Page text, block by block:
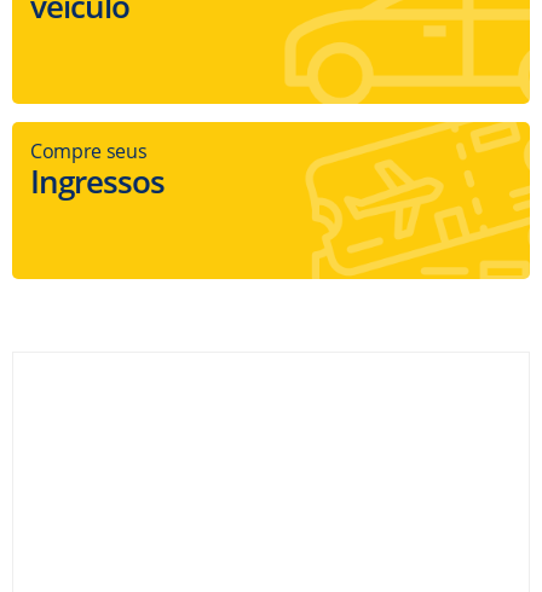
Compre seus
Ingressos